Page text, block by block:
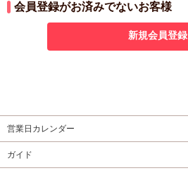
会員登録がお済みでないお客様
新規会員登録
営業日カレンダー
ガイド